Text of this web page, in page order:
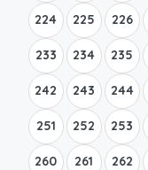
224 225 226
233 234 235
242 243 244
251 252 253
260 261 262